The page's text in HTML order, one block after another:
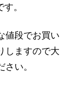
。
値段でお買い
しますので大
い。